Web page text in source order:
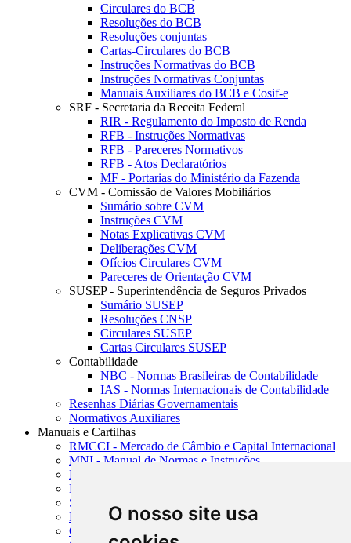
O nosso site usa
Circulares do BCB
Resoluções do BCB
Resoluções conjuntas
Cartas-Circulares do BCB
Instruções Normativas do BCB
Instruções Normativas Conjuntas
Manuais Auxiliares do BCB e Cosif-e
SRF - Secretaria da Receita Federal
RIR - Regulamento do Imposto de Renda
RFB - Instruções Normativas
RFB - Pareceres Normativos
RFB - Atos Declaratórios
MF - Portarias do Ministério da Fazenda
CVM - Comissão de Valores Mobiliários
Sumário sobre CVM
Instruções CVM
Notas Explicativas CVM
Deliberações CVM
Ofícios Circulares CVM
Pareceres de Orientação CVM
SUSEP - Superintendência de Seguros Privados
Sumário SUSEP
Resoluções CNSP
Circulares SUSEP
Cartas Circulares SUSEP
Contabilidade
NBC - Normas Brasileiras de Contabilidade
IAS - Normas Internacionais de Contabilidade
Resenhas Diárias Governamentais
Normativos Auxiliares
Manuais e Cartilhas
RMCCI - Mercado de Câmbio e Capital Internacional
MNI - Manual de Normas e Instruções
MTVM - Manual de Títulos e Valores Mobiliários
MCR - Manual de Crédito Rural
SISORF - Manual de Organização do SFN
MASUP - Manual de Supervisão Bancária
CADOC - Catálogo de Documentos